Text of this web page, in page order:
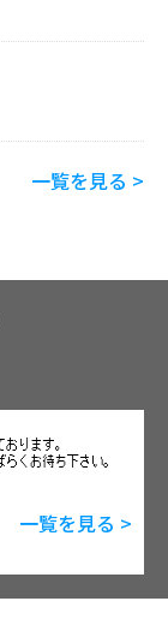
一覧を見る >
一覧を見る >